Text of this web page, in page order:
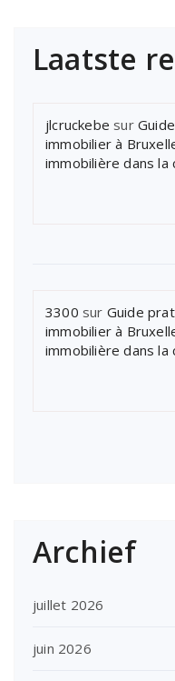
Laatste
jlcruckebe sur
immobilier à
immobilière dans la
3300 sur Guide
immobilier à
immobilière dans la
Archief
juillet 2026
juin 2026